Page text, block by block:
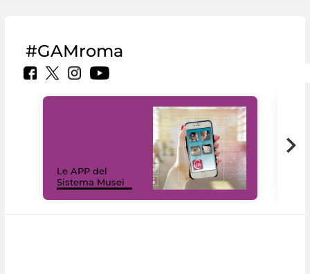
#GAMroma
Le APP del
Sistema Musei